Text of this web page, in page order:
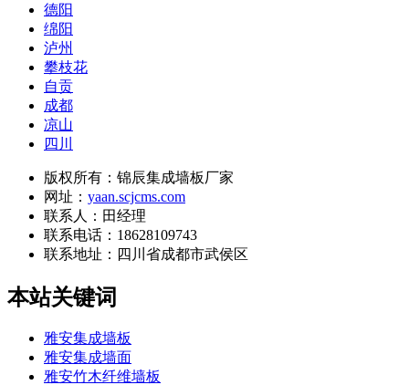
德阳
绵阳
泸州
攀枝花
自贡
成都
凉山
四川
版权所有：锦辰集成墙板厂家
网址： yaan.scjcms.com
联系人：田经理
联系电话：18628109743
联系地址： 四川省成都市武侯区
本站关键词
雅安集成墙板
雅安集成墙面
雅安竹木纤维墙板